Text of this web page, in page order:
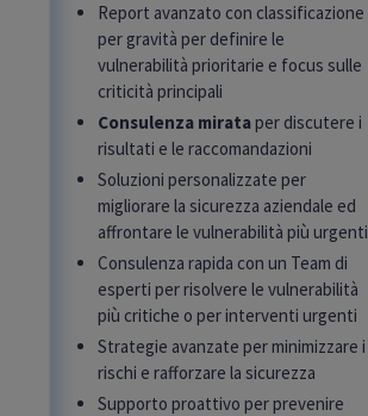
Report avanzato con classificazione
per gravità per definire le
vulnerabilità prioritarie e focus sulle
criticità principali
Consulenza mirataper discutere i
risultati e le raccomandazioni
Soluzioni personalizzate per
migliorare la sicurezza aziendale ed
affrontare le vulnerabilità più urgenti
Consulenza rapida con un Team di
esperti per risolvere le vulnerabilità
più critiche o per interventi urgenti
Strategie avanzate per minimizzare i
rischi e rafforzare la sicurezza
Supporto proattivo per prevenire